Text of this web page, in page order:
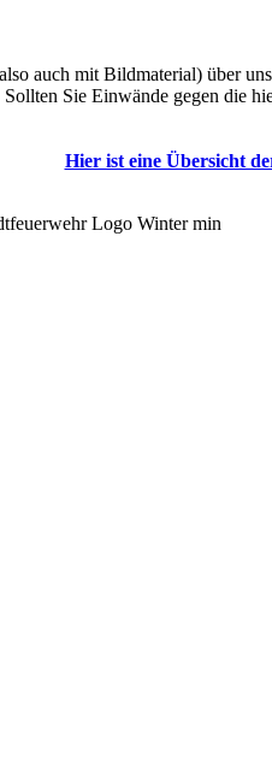
auch mit Bildmaterial) über
Sie Einwände gegen die
Hier ist eine Übersicht